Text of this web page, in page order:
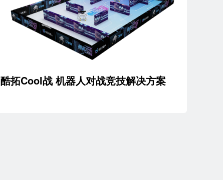
酷拓Cool战 机器人对战竞技解决方案